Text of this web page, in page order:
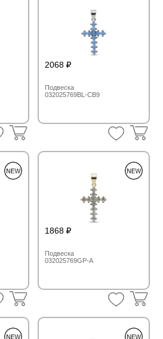
2068
Подвеска
032025769BL-CB9
1868
Подвеска
032025769GP-A